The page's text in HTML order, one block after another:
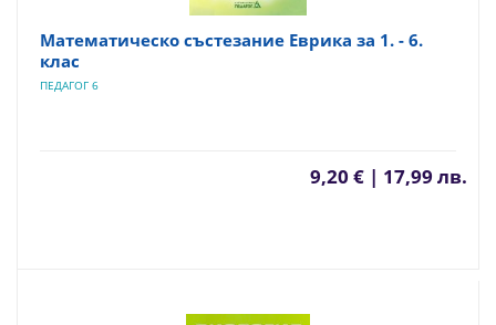
Математическо състезание Еврика за 1. - 6.
клас
ПЕДАГОГ 6
9,20 € | 17,99 лв.